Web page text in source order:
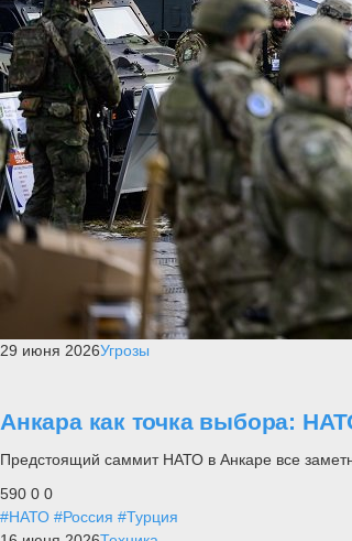
29 июня 2026Угрозы
Анкара как точка выбора:
Предстоящий саммит НАТО в Анкаре все
590 0 0
#НАТО #Россия #Турция